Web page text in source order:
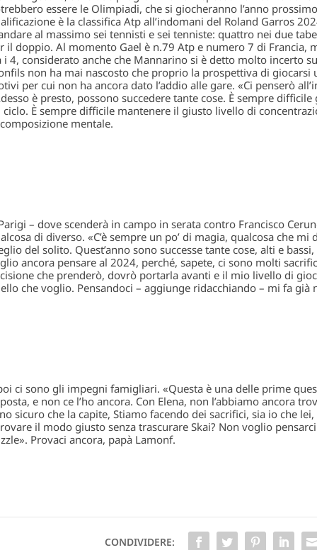
essere le Olimpiadi, che si giocheranno l’anno
è la classifica Atp all’indomani del Roland Garros
al massimo sei tennisti e sei tenniste: quattro nei due
il doppio. Al momento Gael è n.79 Atp e numero 7 di Francia,
i 4, considerato anche che Mannarino si è detto molto incerto
non ha mai nascosto che proprio la prospettiva di giocarsi
per cui non ha ancora dato l’addio alle gare. «Ci penserò
è presto, possono succedere tante cose. È sempre
ciclo. È sempre difficile mantenere il giusto livello di
mentale.
– dove scenderà in campo in serata contro Francisco
di diverso. «C’è sempre un po’ di magia, qualcosa che mi
del solito. Quest’anno sono successe tante cose, alti e
ancora pensare al 2024, perché, sapete, ci sono molti
che prenderò, dovrò portarla avanti e il mio livello di
che voglio. Pensandoci – aggiunge ridacchiando – mi fa già
ci sono gli impegni famigliari. «Questa è una delle prime
e non ce l’ho ancora. Con Elena, non l’abbiamo ancora
sicuro che la capite, Stiamo facendo dei sacrifici, sia io che
il modo giusto senza trascurare Skai? Non voglio
Provaci ancora, papà Lamonf.
CONDIVIDERE: